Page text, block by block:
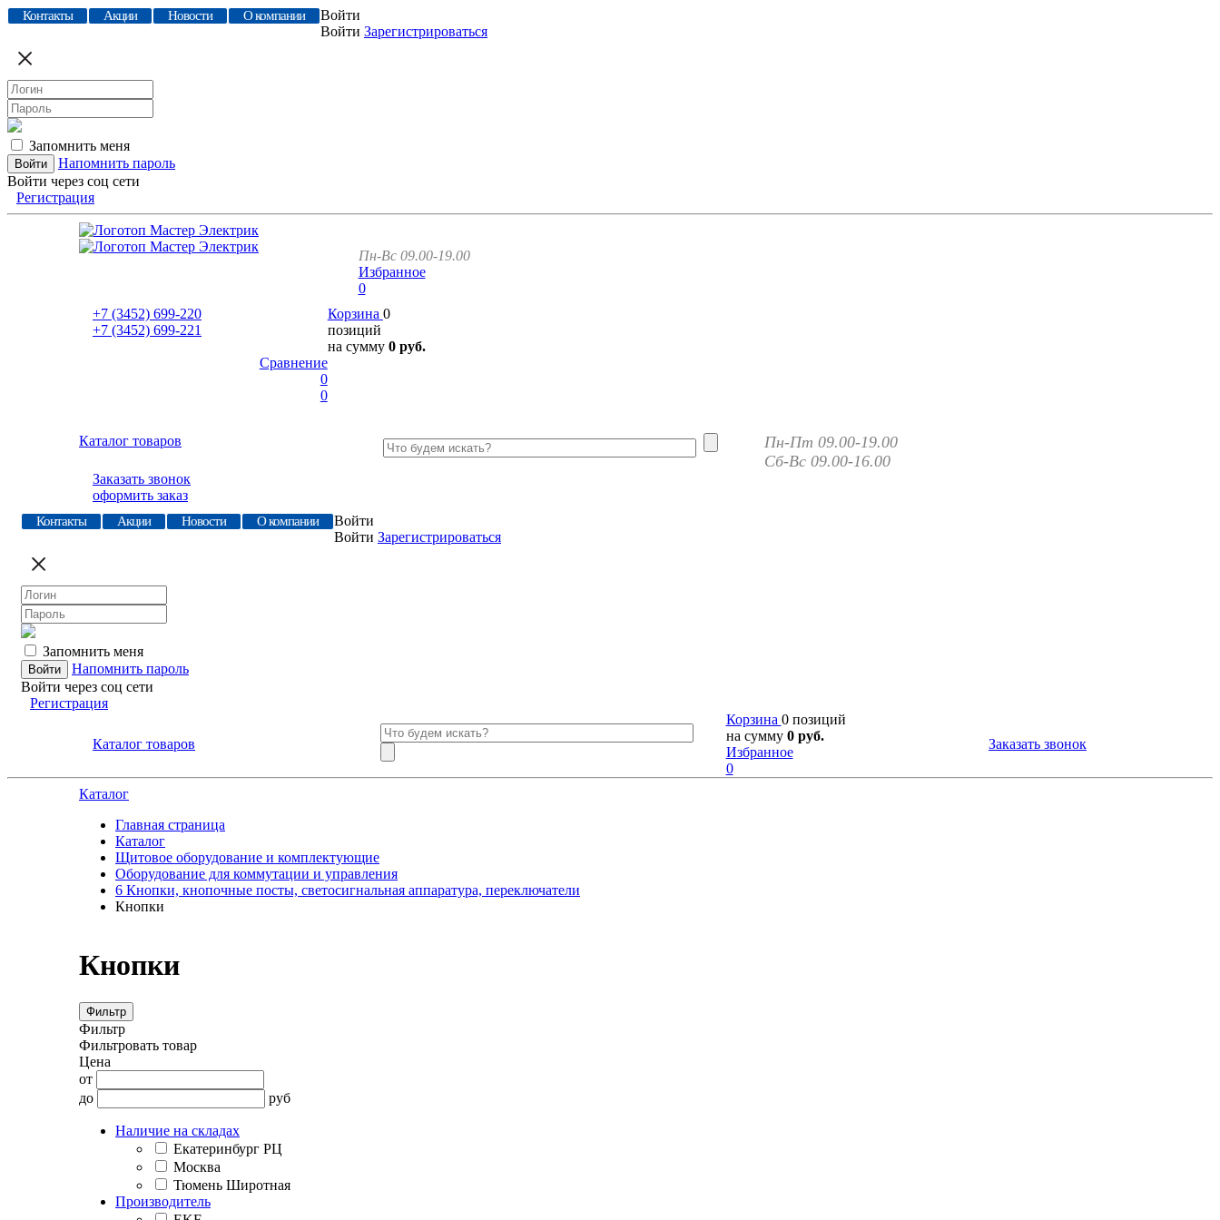
Контакты Акции Новости О компании
Войти
Войти Зарегистрироваться
Запомнить меня
Напомнить пароль
Войти через соц сети
Регистрация
Пн-Вс 09.00-19.00
Избранное
0
+7 (3452) 699-220
+7 (3452) 699-221
Корзина 0
позиций
на сумму 0 руб.
Сравнение
0
0
Каталог товаров
Пн-Пт 09.00-19.00
Сб-Вс 09.00-16.00
Заказать звонок
оформить заказ
Контакты Акции Новости О компании
Войти
Войти Зарегистрироваться
Запомнить меня
Напомнить пароль
Войти через соц сети
Регистрация
Каталог товаров
Корзина 0 позиций
на сумму 0 руб.
Избранное
0
Заказать звонок
Каталог
Главная страница
Каталог
Щитовое оборудование и комплектующие
Оборудование для коммутации и управления
6 Кнопки, кнопочные посты, светосигнальная аппаратура, переключатели
Кнопки
Кнопки
Фильтр
Фильтр
Фильтровать товар
Цена
от
до
руб
Наличие на складах
Екатеринбург РЦ
Москва
Тюмень Широтная
Производитель